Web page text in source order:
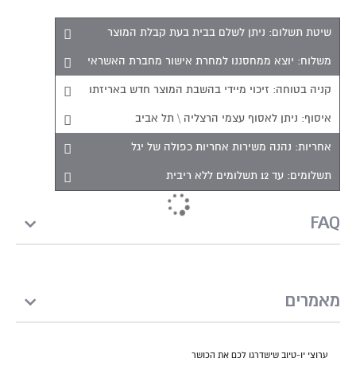
שיטת תשלום: ניתן לשלם בבית בעת קבלת המוצר
משלוח: יוצא ממחסננו למחרת אישור מחברת האשראי
קניה בטוחה: זיכוי מיידי בהשבת המוצר חדש באריזתו
איסוף: ניתן לאסוף עצמי הרצליה \ תל אביב
אחריות: נהנה משירות אחריות כפולה של יגל
תשלומים: עד 12 תשלומים ללא ריבית
FAQ
מאמרים
ערוצי יו-טיוב שישדרגו לכם את הכושר